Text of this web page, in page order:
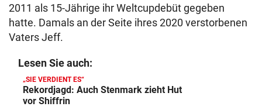
2011 als 15-Jährige ihr Weltcupdebüt gegeben
hatte. Damals an der Seite ihres 2020 verstorbenen
Vaters Jeff.
Lesen Sie auch:
„SIE VERDIENT ES“
Rekordjagd: Auch Stenmark zieht Hut
vor Shiffrin